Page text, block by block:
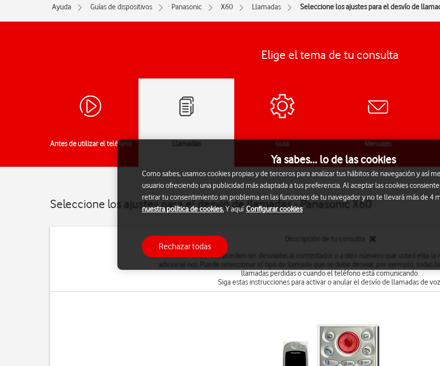
Ayuda Guías de dispositivos Panasonic X60 Llamadas Seleccione los ajustes para el desvío de
Elige el tema de tu consulta
Antes de utilizar el teléfono Llamadas Guía Mensajes
Seleccione los ajustes para el desvío de llamadas - Panasonic X60
Las llamadas entrantes pueden ser desviadas al contestador o a otro número que usted elija
llamadas perdidas o cuando el teléfono está comunicando.
Siga estas instrucciones para activar o anular el desvío de llamadas de
Ya sabes... lo de las cookies
Como sabes, usamos cookies propias y de terceros para analizar tus hábitos de navegación y así
usuario ofreciendo una publicidad más adaptada a tus preferencia. Al aceptar las cookies
retirar tu consentimiento sin problema en las funciones de tu navegador y no te llevará más de 4
nuestra política de cookies.Y aquí Configurar cookies
Rechazar todas